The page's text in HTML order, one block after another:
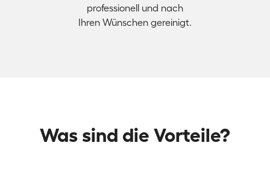
professionell und nach
Ihren Wünschen gereinigt.
Was sind die Vorteile?